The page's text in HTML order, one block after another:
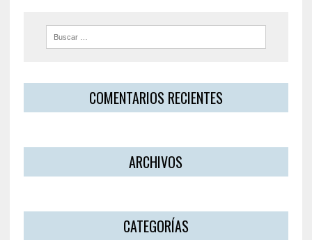
COMENTARIOS RECIENTES
ARCHIVOS
CATEGORÍAS